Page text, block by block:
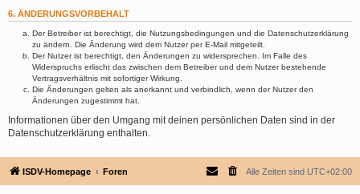
6. ÄNDERUNGSVORBEHALT
Der Betreiber ist berechtigt, die Nutzungsbedingungen und die Datenschutzerklärung
zu ändern. Die Änderung wird dem Nutzer per E-Mail mitgeteilt.
Der Nutzer ist berechtigt, den Änderungen zu widersprechen. Im Falle des
Widerspruchs erlischt das zwischen dem Betreiber und dem Nutzer bestehende
Vertragsverhältnis mit sofortiger Wirkung.
Die Änderungen gelten als anerkannt und verbindlich, wenn der Nutzer den
Änderungen zugestimmt hat.
Informationen über den Umgang mit deinen persönlichen Daten sind in der
Datenschutzerklärung enthalten.
ISDV-Homepage Foren Alle Zeiten sind UTC+02:00